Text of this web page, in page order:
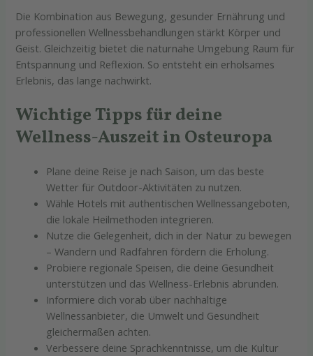
Die Kombination aus Bewegung, gesunder Ernährung und
professionellen Wellnessbehandlungen stärkt Körper und
Geist. Gleichzeitig bietet die naturnahe Umgebung Raum für
Entspannung und Reflexion. So entsteht ein erholsames
Erlebnis, das lange nachwirkt.
Wichtige Tipps für deine
Wellness-Auszeit in Osteuropa
Plane deine Reise je nach Saison, um das beste
Wetter für Outdoor-Aktivitäten zu nutzen.
Wähle Hotels mit authentischen Wellnessangeboten,
die lokale Heilmethoden integrieren.
Nutze die Gelegenheit, dich in der Natur zu bewegen
– Wandern und Radfahren fördern die Erholung.
Probiere regionale Speisen, die deine Gesundheit
unterstützen und das Wellness-Erlebnis abrunden.
Informiere dich vorab über nachhaltige
Wellnessanbieter, die Umwelt und Gesundheit
gleichermaßen achten.
Verbessere deine Sprachkenntnisse, um die Kultur